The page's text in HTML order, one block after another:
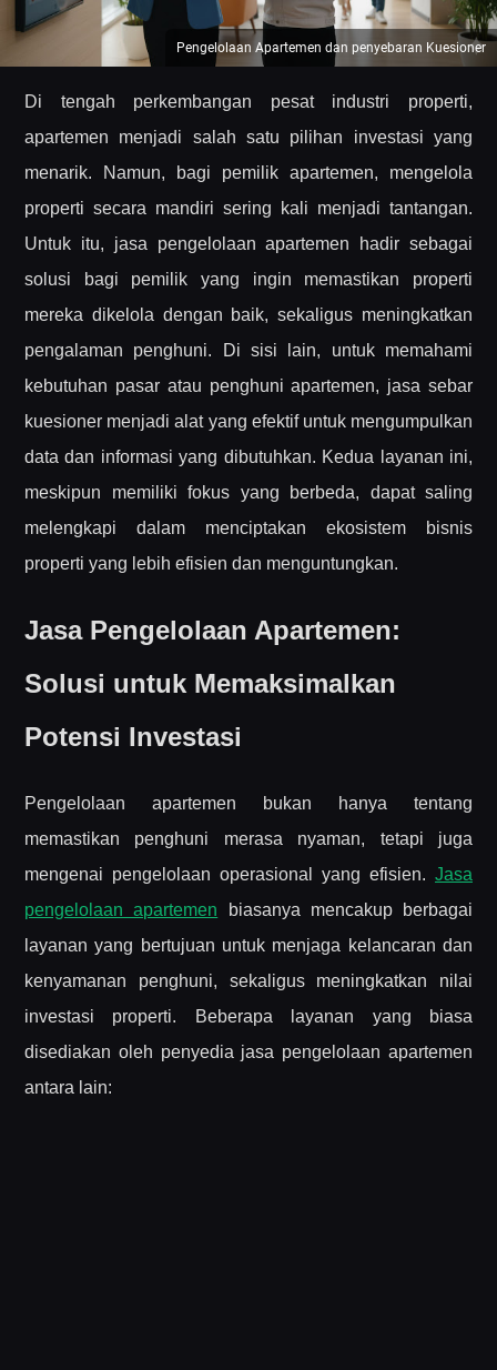
Pengelolaan Apartemen dan penyebaran Kuesioner
Di tengah perkembangan pesat industri properti,
apartemen menjadi salah satu pilihan investasi yang
menarik. Namun, bagi pemilik apartemen, mengelola
properti secara mandiri sering kali menjadi tantangan.
Untuk itu, jasa pengelolaan apartemen hadir sebagai
solusi bagi pemilik yang ingin memastikan properti
mereka dikelola dengan baik, sekaligus meningkatkan
pengalaman penghuni. Di sisi lain, untuk memahami
kebutuhan pasar atau penghuni apartemen, jasa sebar
kuesioner menjadi alat yang efektif untuk mengumpulkan
data dan informasi yang dibutuhkan. Kedua layanan ini,
meskipun memiliki fokus yang berbeda, dapat saling
melengkapi dalam menciptakan ekosistem bisnis
properti yang lebih efisien dan menguntungkan.
Jasa Pengelolaan Apartemen:
Solusi untuk Memaksimalkan
Potensi Investasi
Pengelolaan apartemen bukan hanya tentang
memastikan penghuni merasa nyaman, tetapi juga
mengenai pengelolaan operasional yang efisien. Jasa
pengelolaan apartemen biasanya mencakup berbagai
layanan yang bertujuan untuk menjaga kelancaran dan
kenyamanan penghuni, sekaligus meningkatkan nilai
investasi properti. Beberapa layanan yang biasa
disediakan oleh penyedia jasa pengelolaan apartemen
antara lain: